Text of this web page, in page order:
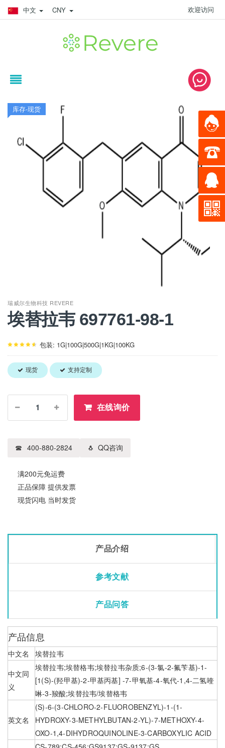
中文 CNY 欢迎访问
库存-现货
瑞威尔生物科技 REVERE
埃替拉韦 697761-98-1
包装: 1G|100G|500G|1KG|100KG
现货 支持定制
在线询价
QQ咨询
400-880-2824
满200元免运费
正品保障 提供发票
现货闪电 当时发货
产品介绍
参考文献
产品问答
产品信息
中文名
埃替拉韦
中文同
义
埃替拉韦;埃替格韦;埃替拉韦杂质;6-(3-氯-2-氟苄基)-1-
[1(S)-(羟甲基)-2-甲基丙基] -7-甲氧基-4-氧代-1,4-二氢喹
啉-3-羧酸;埃替拉韦/埃替格韦
英文名
(S)-6-(3-CHLORO-2-FLUOROBENZYL)-1-(1-
HYDROXY-3-METHYLBUTAN-2-YL)-7-METHOXY-4-
OXO-1,4-DIHYDROQUINOLINE-3-CARBOXYLIC ACID